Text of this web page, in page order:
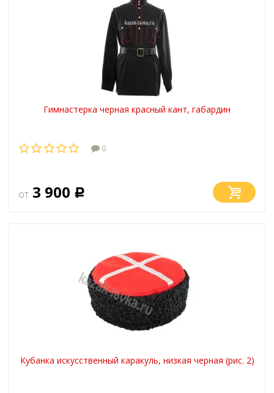
Гимнастерка черная красный кант, габардин
0
от 3 900 Р
Кубанка искусственный каракуль, низкая черная (рис. 2)